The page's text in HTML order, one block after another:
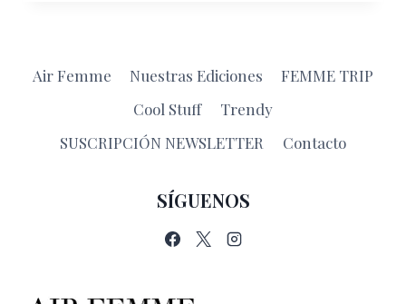
Air Femme Nuestras Ediciones
FEMME TRIP
Cool Stuff
Trendy
SUSCRIPCIÓN NEWSLETTER
Contacto
SÍGUENOS